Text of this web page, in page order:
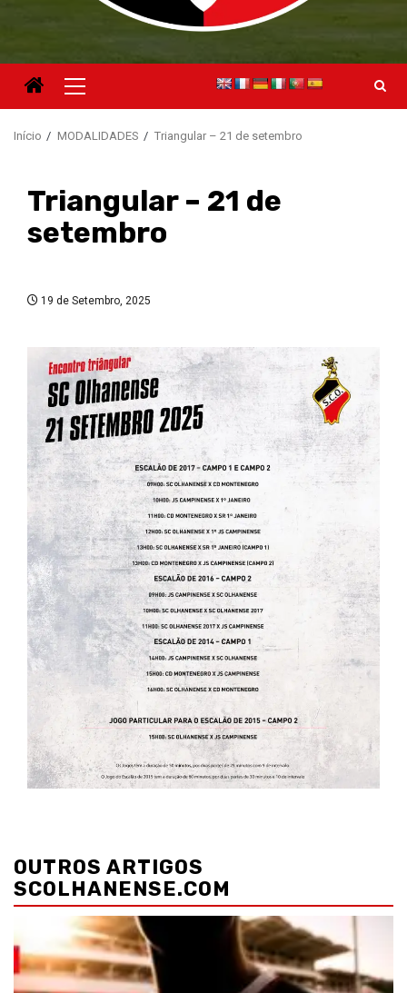
Menu
principal
Início MODALIDADES Triangular – 21 de setembro
Triangular – 21 de
setembro
19 de Setembro, 2025
de
artigos
OUTROS ARTIGOS
SCOLHANENSE.COM